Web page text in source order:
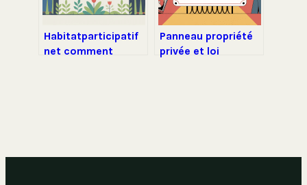
Habitatparticipatif
net comment
Panneau propriété
privée et loi